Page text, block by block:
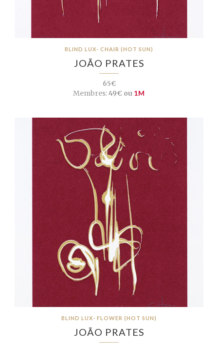
BLIND LUX- CHAIR (HOT SUN)
JOÃO PRATES
65€
Membres:49€ ou 1M
BLIND LUX- FLOWER (HOT SUN)
JOÃO PRATES